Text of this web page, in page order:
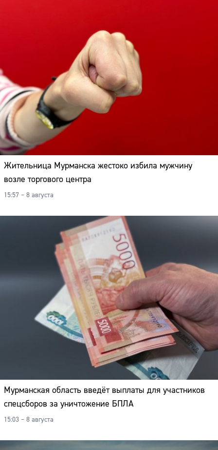
Жительница Мурманска жестоко избила мужчину
возле торгового центра
15:57 – 8 августа
Мурманская область введёт выплаты для участников
спецсборов за уничтожение БПЛА
15:03 – 8 августа